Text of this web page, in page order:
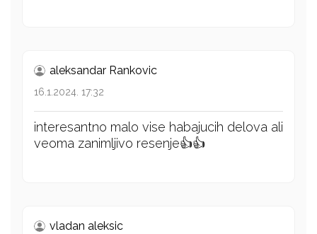
aleksandar Rankovic
16.1.2024. 17:32
interesantno malo vise habajucih delova ali
veoma zanimljivo resenje👍👍
vladan aleksic